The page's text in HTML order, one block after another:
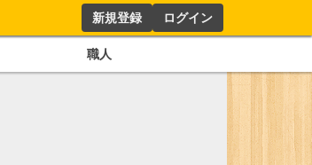
新規登録 ログイン
職人